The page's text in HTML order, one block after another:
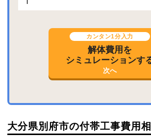
カンタン1分入力
解体費用を
シミュレーションす
次へ
大分県別府市の付帯工事費用